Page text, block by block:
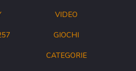
VIDEO
GIOCHI
CATEGORIE